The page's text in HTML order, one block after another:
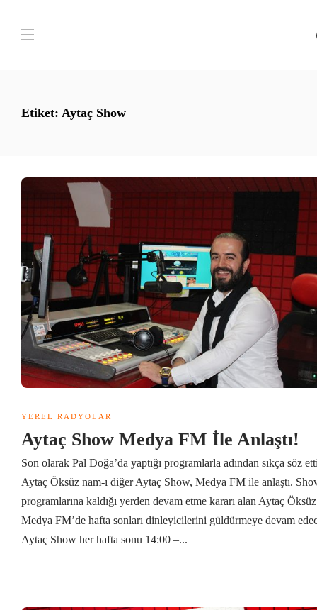
Etiket: Aytaç Show
YEREL RADYOLAR
Aytaç Show Medya FM İle Anlaştı!
Son olarak Pal Doğa’da yaptığı programlarla adından sıkça söz
Aytaç Öksüz nam-ı diğer Aytaç Show, Medya FM ile anlaştı.
programlarına kaldığı yerden devam etme kararı alan Aytaç
Medya FM’de hafta sonları dinleyicilerini güldürmeye devam
Aytaç Show her hafta sonu 14:00 –...